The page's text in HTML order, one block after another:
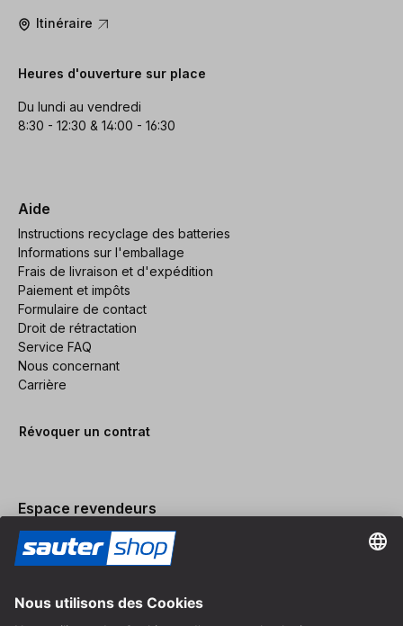
Itinéraire
Heures d'ouverture sur place
Du lundi au vendredi
8:30 - 12:30 & 14:00 - 16:30
Aide
Instructions recyclage des batteries
Informations sur l'emballage
Frais de livraison et d'expédition
Paiement et impôts
Formulaire de contact
Droit de rétractation
Service FAQ
Nous concernant
Carrière
Révoquer un contrat
Espace revendeurs
Devenir revendeur